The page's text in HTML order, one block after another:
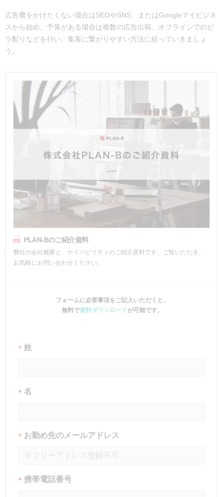
広告費をかけたくない場合はSEOやSNS、またはGoogleマイビジネ
スから始め、予算がある場合は複数の広告出稿、オフラインでのビ
ラ配りなどを行い、集客に繋がりやすい方法に絞っていきましょ
う。
PLAN-Bのご紹介資料
弊社の会社概要と、ケイパビリティのご紹介資料です。ご覧いただき、
お気軽にお問い合わせください。
フォームに必要事項をご記入いただくと、
無料で資料ダウンロードが可能です。
* 姓
* 名
* お勤め先のメールアドレス
* 携帯電話番号